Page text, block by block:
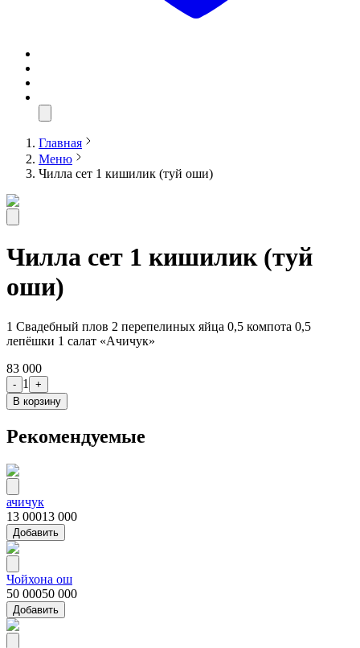
Главная
Меню
Чилла сет 1 кишилик (туй оши)
Чилла сет 1 кишилик (туй
оши)
1 Свадебный плов 2 перепелиных яйца 0,5 компота 0,5
лепёшки 1 салат «Ачичук»
83 000
- 1
+
В корзину
Рекомендуемые
ачичук
13 00013 000
Добавить
Чойхона ош
50 00050 000
Добавить